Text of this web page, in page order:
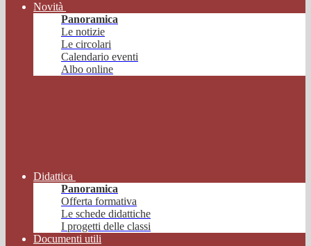
Novità
Panoramica
Le notizie
Le circolari
Calendario eventi
Albo online
Didattica
Panoramica
Offerta formativa
Le schede didattiche
I progetti delle classi
Documenti utili